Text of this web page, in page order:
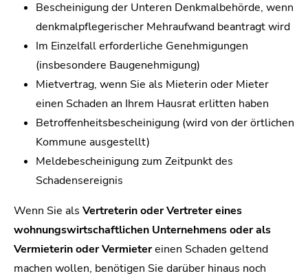
Bescheinigung der Unteren Denkmalbehörde, wenn
denkmalpflegerischer Mehraufwand beantragt wird
Im Einzelfall erforderliche Genehmigungen
(insbesondere Baugenehmigung)
Mietvertrag, wenn Sie als Mieterin oder Mieter
einen Schaden an Ihrem Hausrat erlitten haben
Betroffenheitsbescheinigung (wird von der örtlichen
Kommune ausgestellt)
Meldebescheinigung zum Zeitpunkt des
Schadensereignis
Wenn Sie als Vertreterin oder Vertreter eines
wohnungswirtschaftlichen Unternehmens oder als
Vermieterin oder Vermietereinen Schaden geltend
machen wollen, benötigen Sie darüber hinaus noch